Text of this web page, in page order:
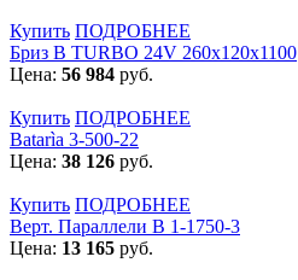
Купить ПОДРОБНЕЕ
Бриз В TURBO 24V 260х120х1100
Цена: 56 984 руб.
Купить ПОДРОБНЕЕ
Batarìa 3-500-22
Цена: 38 126 руб.
Купить ПОДРОБНЕЕ
Верт. Параллели В 1-1750-3
Цена: 13 165 руб.